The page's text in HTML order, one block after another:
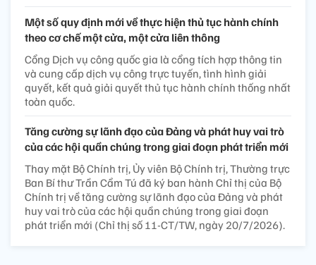
Một số quy định mới về thực hiện thủ tục hành chính
theo cơ chế một cửa, một cửa liên thông
Cổng Dịch vụ công quốc gia là cổng tích hợp thông tin
và cung cấp dịch vụ công trực tuyến, tình hình giải
quyết, kết quả giải quyết thủ tục hành chính thống nhất
toàn quốc.
Tăng cường sự lãnh đạo của Đảng và phát huy vai trò
của các hội quần chúng trong giai đoạn phát triển mới
Thay mặt Bộ Chính trị, Ủy viên Bộ Chính trị, Thường trực
Ban Bí thư Trần Cẩm Tú đã ký ban hành Chỉ thị của Bộ
Chính trị về tăng cường sự lãnh đạo của Đảng và phát
huy vai trò của các hội quần chúng trong giai đoạn
phát triển mới (Chỉ thị số 11-CT/TW, ngày 20/7/2026).